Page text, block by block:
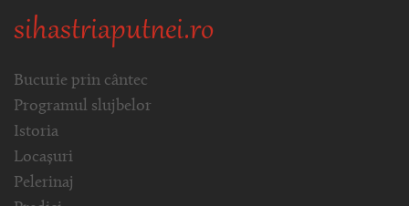
sihastriaputnei.ro
Bucurie prin cântec
Programul slujbelor
Istoria
Locașuri
Pelerinaj